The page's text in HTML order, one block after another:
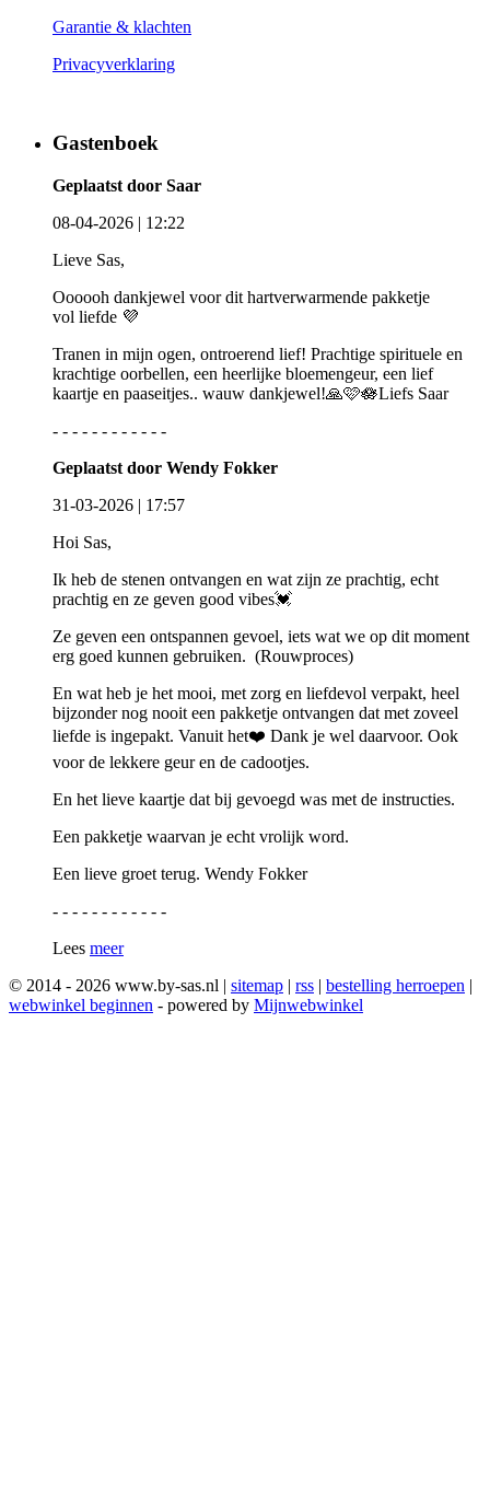
Garantie & klachten
Privacyverklaring
Gastenboek
Geplaatst door Saar
08-04-2026 | 12:22
Lieve Sas,
Oooooh dankjewel voor dit hartverwarmende pakketje
vol liefde 💜
Tranen in mijn ogen, ontroerend lief! Prachtige spirituele en
krachtige oorbellen, een heerlijke bloemengeur, een lief
kaartje en paaseitjes.. wauw dankjewel!🙏🩷🪷Liefs Saar
- - - - - - - - - - - -
Geplaatst door Wendy Fokker
31-03-2026 | 17:57
Hoi Sas,
Ik heb de stenen ontvangen en wat zijn ze prachtig, echt
prachtig en ze geven good vibes💓
Ze geven een ontspannen gevoel, iets wat we op dit moment
erg goed kunnen gebruiken. (Rouwproces)
En wat heb je het mooi, met zorg en liefdevol verpakt, heel
bijzonder nog nooit een pakketje ontvangen dat met zoveel
liefde is ingepakt. Vanuit het❤️ Dank je wel daarvoor. Ook
voor de lekkere geur en de cadootjes.
En het lieve kaartje dat bij gevoegd was met de instructies.
Een pakketje waarvan je echt vrolijk word.
Een lieve groet terug. Wendy Fokker
- - - - - - - - - - - -
Lees meer
© 2014 - 2026 www.by-sas.nl | sitemap | rss | bestelling herroepen |
webwinkel beginnen - powered by Mijnwebwinkel